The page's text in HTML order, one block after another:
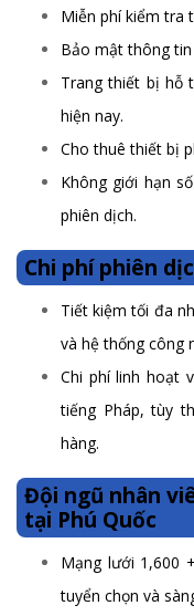
Miễn phí kiểm tra
Bảo mật thông
Trang thiết bị hỗ
hiện nay.
Cho thuê thiết bị
Không giới hạn
phiên dịch.
Chi phí phiên
Tiết kiệm tối đa
và hệ thống công
Chi phí linh hoạt
tiếng Pháp, tùy
hàng.
Đội ngũ nhân
tại Phú Quốc
Mạng lưới 1,600
tuyển chọn và